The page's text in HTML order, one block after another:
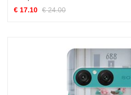
€ 17.10 € 24.00